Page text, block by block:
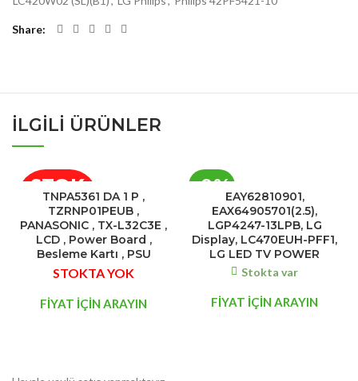
Share
İLGILI ÜRÜNLER
STOK
YOK
TNPA5361 DA 1 P ,
TZRNP01PEUB ,
PANASONIC , TX-L32C3E ,
LCD , Power Board ,
Besleme Kartı , PSU
FİYAT İÇİN ARAYIN
STOKTA YOK
-8%EAY62810901,
EAX64905701(2.5),
LGP4247-13LPB, LG
Display, LC470EUH-PFF1,
LG LED TV POWER
FİYAT İÇİN ARAYIN
Stokta var